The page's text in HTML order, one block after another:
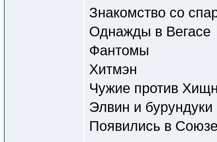
Знакомство со
Однажды в Вегасе
Фантомы
Хитмэн
Чужие против
Элвин и бурундуки
Появились в